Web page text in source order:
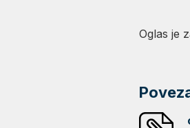
Oglas je